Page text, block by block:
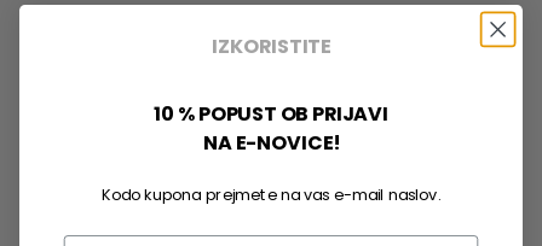
IZKORISTITE
10 % POPUST OB PRIJAVI
NA E-NOVICE!
Kodo kupona prejmete na vas e-mail naslov.